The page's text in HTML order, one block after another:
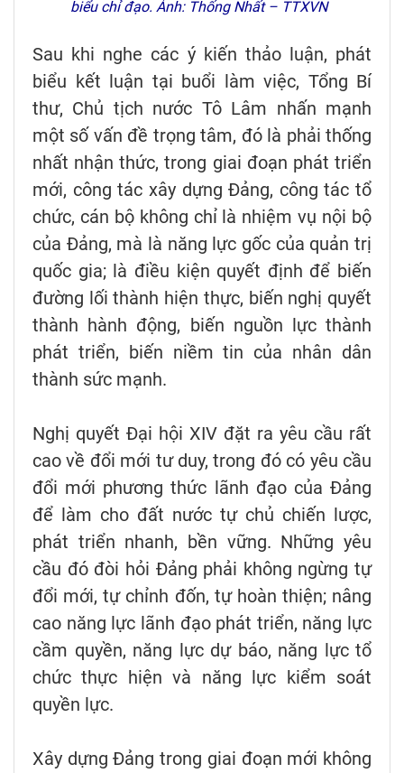
biểu chỉ đạo. Ảnh: Thống Nhất – TTXVN
Sau khi nghe các ý kiến thảo luận, phát
biểu kết luận tại buổi làm việc, Tổng Bí
thư, Chủ tịch nước Tô Lâm nhấn mạnh
một số vấn đề trọng tâm, đó là phải thống
nhất nhận thức, trong giai đoạn phát triển
mới, công tác xây dựng Đảng, công tác tổ
chức, cán bộ không chỉ là nhiệm vụ nội bộ
của Đảng, mà là năng lực gốc của quản trị
quốc gia; là điều kiện quyết định để biến
đường lối thành hiện thực, biến nghị quyết
thành hành động, biến nguồn lực thành
phát triển, biến niềm tin của nhân dân
thành sức mạnh.
Nghị quyết Đại hội XIV đặt ra yêu cầu rất
cao về đổi mới tư duy, trong đó có yêu cầu
đổi mới phương thức lãnh đạo của Đảng
để làm cho đất nước tự chủ chiến lược,
phát triển nhanh, bền vững. Những yêu
cầu đó đòi hỏi Đảng phải không ngừng tự
đổi mới, tự chỉnh đốn, tự hoàn thiện; nâng
cao năng lực lãnh đạo phát triển, năng lực
cầm quyền, năng lực dự báo, năng lực tổ
chức thực hiện và năng lực kiểm soát
quyền lực.
Xây dựng Đảng trong giai đoạn mới không